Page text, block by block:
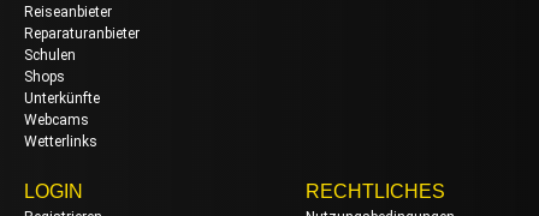
Reiseanbieter
Reparaturanbieter
Schulen
Shops
Unterkünfte
Webcams
Wetterlinks
LOGIN RECHTLICHES